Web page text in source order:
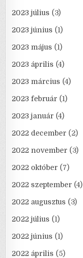
2023 július (3)
2023 június (1)
2023 május (1)
2023 április (4)
2023 március (4)
2023 február (1)
2023 január (4)
2022 december (2)
2022 november (3)
2022 október (7)
2022 szeptember (4)
2022 augusztus (3)
2022 július (1)
2022 június (1)
2022 április (5)